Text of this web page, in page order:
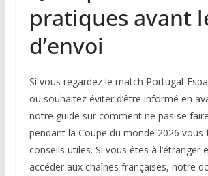
pratiques avant
d’envoi
Si vous regardez le match Portugal-
ou souhaitez éviter d’être informé en
notre guide sur comment ne pas se
pendant la Coupe du monde 2026 vous
conseils utiles. Si vous êtes à l’étranger
accéder aux chaînes françaises, notre